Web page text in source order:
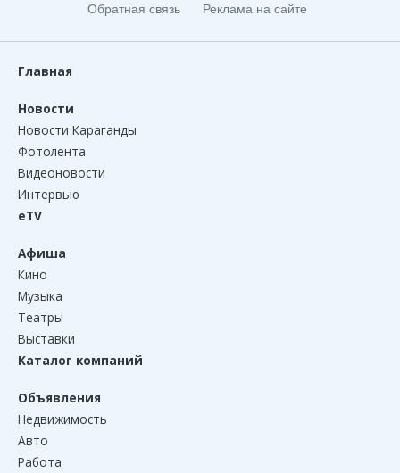
Обратная связь Реклама на сайте
Главная
Новости
Новости Караганды
Фотолента
Видеоновости
Интервью
eTV
Афиша
Кино
Музыка
Театры
Выставки
Каталог компаний
Объявления
Недвижимость
Авто
Работа